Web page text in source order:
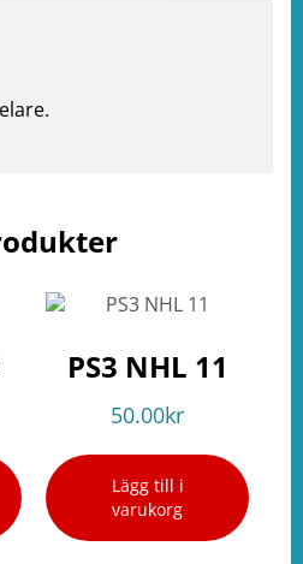
PS3 NHL 11
50.00kr
Lägg till i
varukorg